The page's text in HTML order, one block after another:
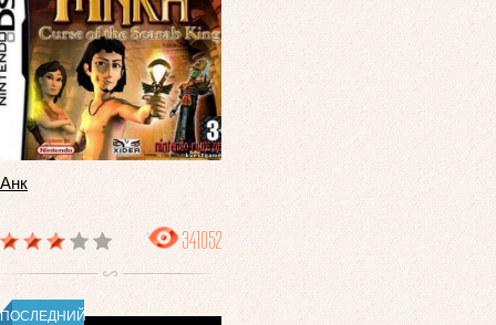
Анк
341052
ПОСЛЕДНИЙ